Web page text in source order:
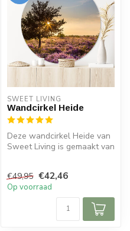
SWEET LIVING
Wandcirkel Heide
Deze wandcirkel Heide van
Sweet Living is gemaakt van
€49,95 €42,46
Op voorraad